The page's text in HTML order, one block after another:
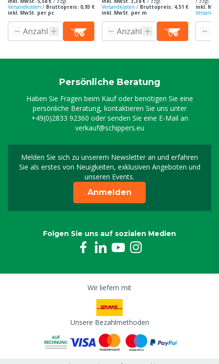
Versandkosten / Bruttopreis: 0,93 €
inkl. MwSt. per pc
Versandkosten / Bruttopreis: 4,51 €
inkl. MwSt. per m
inkl.
Persönliche Beratung
Haben Sie Fragen beim Kauf oder benötigen Sie eine
persönliche Beratung, kontaktieren Sie uns unter
+49(0)2833 92360 oder senden Sie eine E-Mail an
verkauf@schippers.eu
Melden Sie sich zu unserem Newsletter an und erfahren
Sie als erstes von Neuigkeiten, exklusiven Angeboten und
unseren Events.
Melden Sie sich für
Anmelden
Folgen Sie uns auf sozialen Medien
Wir liefern mit
Unsere Bezahlmethoden